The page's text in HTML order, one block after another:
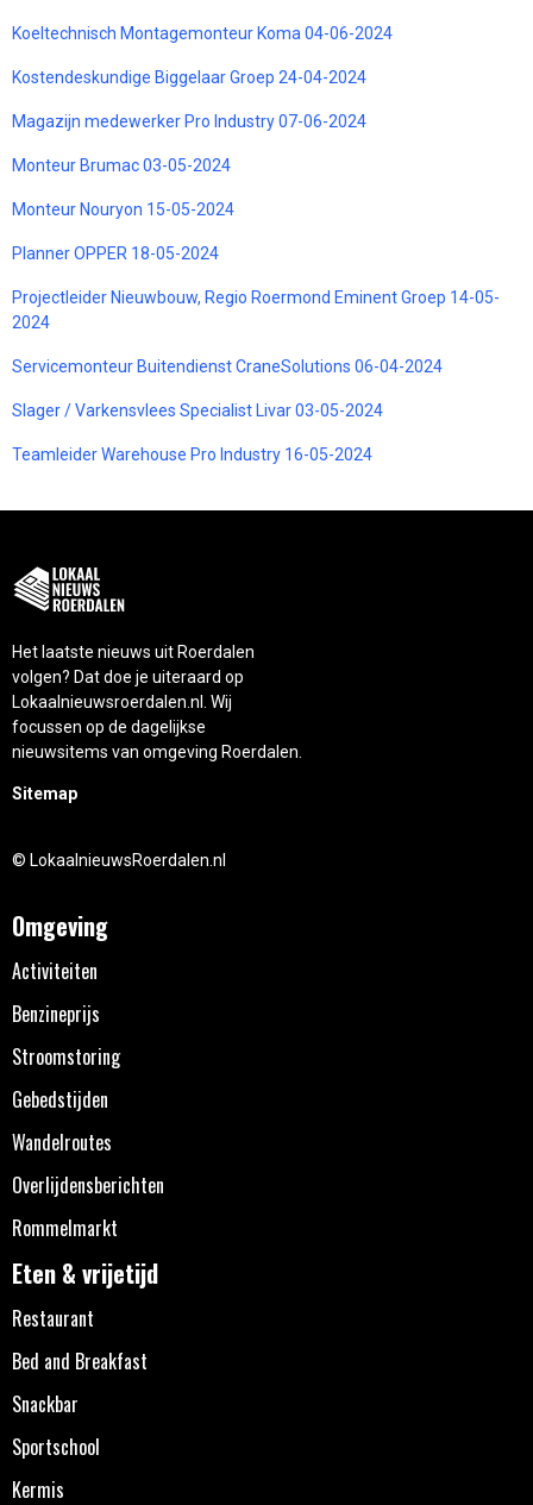
Koeltechnisch Montagemonteur Koma 04-06-2024
Kostendeskundige Biggelaar Groep 24-04-2024
Magazijn medewerker Pro Industry 07-06-2024
Monteur Brumac 03-05-2024
Monteur Nouryon 15-05-2024
Planner OPPER 18-05-2024
Projectleider Nieuwbouw, Regio Roermond Eminent Groep 14-05-
2024
Servicemonteur Buitendienst CraneSolutions 06-04-2024
Slager / Varkensvlees Specialist Livar 03-05-2024
Teamleider Warehouse Pro Industry 16-05-2024
Het laatste nieuws uit Roerdalen
volgen? Dat doe je uiteraard op
Lokaalnieuwsroerdalen.nl. Wij
focussen op de dagelijkse
nieuwsitems van omgeving Roerdalen.
Sitemap
© LokaalnieuwsRoerdalen.nl
Omgeving
Activiteiten
Benzineprijs
Stroomstoring
Gebedstijden
Wandelroutes
Overlijdensberichten
Rommelmarkt
Eten & vrijetijd
Restaurant
Bed and Breakfast
Snackbar
Sportschool
Kermis